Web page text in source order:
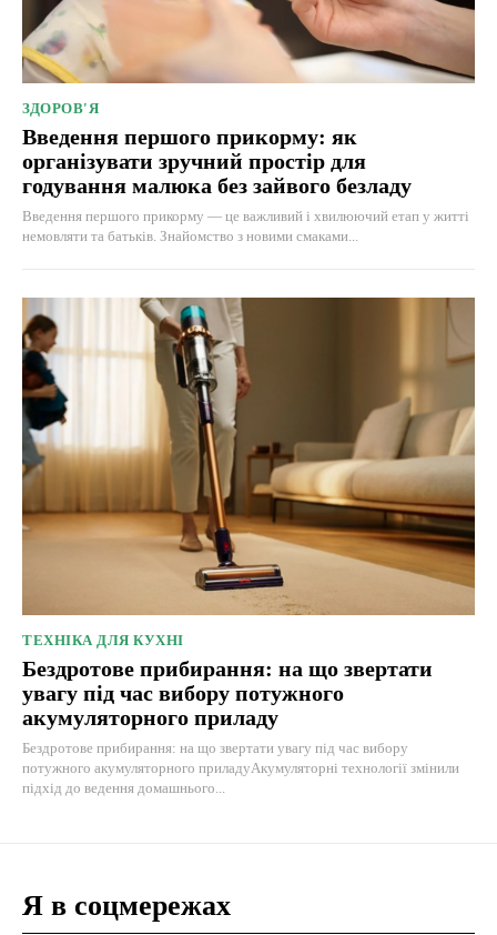
ЗДОРОВ'Я
Введення першого прикорму: як
організувати зручний простір для
годування малюка без зайвого безладу
Введення першого прикорму — це важливий і хвилюючий етап у житті
немовляти та батьків. Знайомство з новими смаками...
ТЕХНІКА ДЛЯ КУХНІ
Бездротове прибирання: на що звертати
увагу під час вибору потужного
акумуляторного приладу
Бездротове прибирання: на що звертати увагу під час вибору
потужного акумуляторного приладуАкумуляторні технології змінили
підхід до ведення домашнього...
Я в соцмережах